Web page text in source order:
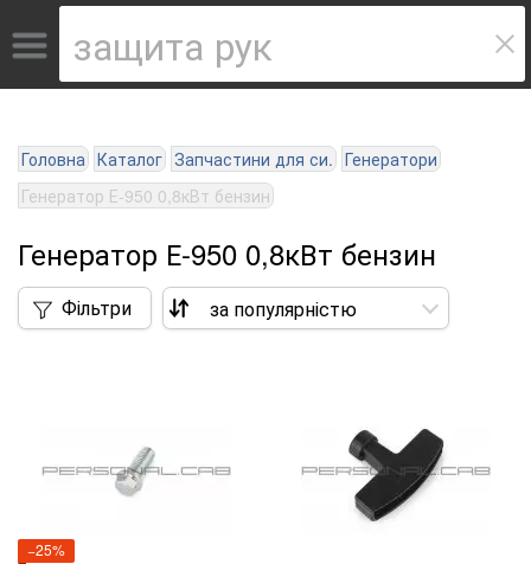
Головна Каталог Запчастини для си. Генератори
Генератор Е-950 0,8кВт бензин
Генератор Е-950 0,8кВт бензин
Фільтри
−25%